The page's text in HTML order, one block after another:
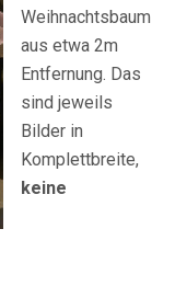
Weihnachtsbaum
aus etwa 2m
Entfernung. Das
sind jeweils
Bilder in
Komplettbreite,
keine